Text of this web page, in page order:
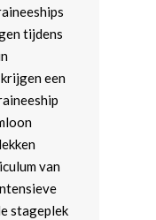
tijdens
een
van
stageplek